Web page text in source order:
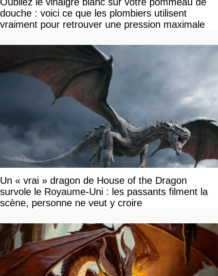
douche : voici ce que les plombiers utilisent
vraiment pour retrouver une pression maximale
Un « vrai » dragon de House of the Dragon
survole le Royaume-Uni : les passants filment la
scène, personne ne veut y croire